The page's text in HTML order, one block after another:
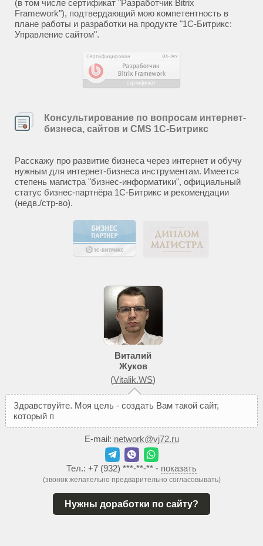
(в том числе сертификат "Разработчик Bitrix
Framework"), подтвердающий мою компетентность в
плане работы и разработки на продукте "1С-Битрикс:
Управление сайтом".
Консультирование по вопросам интернет-
бизнеса, сайтов и CMS 1С-Битрикс
Расскажу про развитие бизнеса через интернет и обучу
нужным для интернет-бизнеса инструментам. Имеется
степень магистра "бизнес-информатики", официальный
статус бизнес-партнёра 1С-Битрикс и рекомендации
(недв./стр-во).
Виталий
Жуков
(Vitalik.WS)
Здравствуйте. Моя цель - создать Вам такой сайт,
который п
E-mail: network@vj72.ru
Тел.: +7 (932) ***-**-** - показать
(звонок желательно предварительно согласовывать)
Нужны доработки по сайту?